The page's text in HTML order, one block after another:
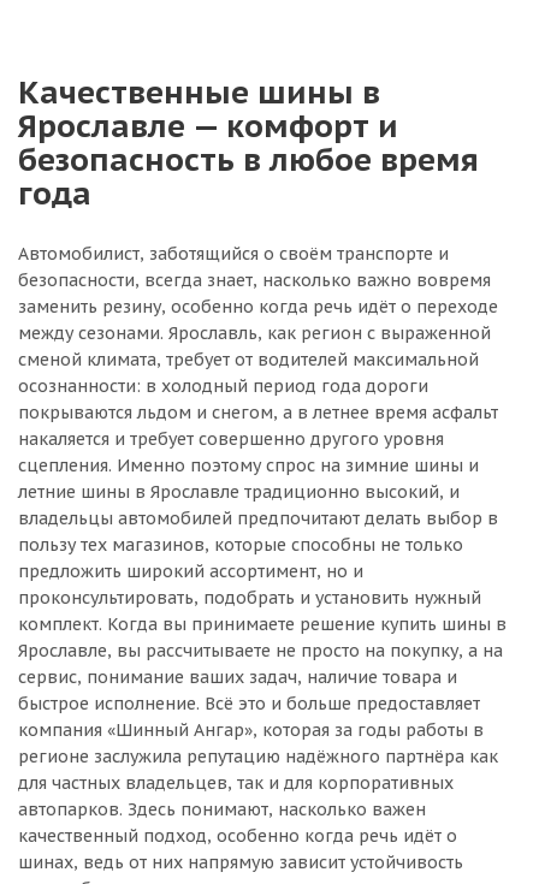
Качественные шины в
Ярославле — комфорт и
безопасность в любое время
года
Автомобилист, заботящийся о своём транспорте и
безопасности, всегда знает, насколько важно вовремя
заменить резину, особенно когда речь идёт о переходе
между сезонами. Ярославль, как регион с выраженной
сменой климата, требует от водителей максимальной
осознанности: в холодный период года дороги
покрываются льдом и снегом, а в летнее время асфальт
накаляется и требует совершенно другого уровня
сцепления. Именно поэтому спрос на зимние шины и
летние шины в Ярославле традиционно высокий, и
владельцы автомобилей предпочитают делать выбор в
пользу тех магазинов, которые способны не только
предложить широкий ассортимент, но и
проконсультировать, подобрать и установить нужный
комплект. Когда вы принимаете решение купить шины в
Ярославле, вы рассчитываете не просто на покупку, а на
сервис, понимание ваших задач, наличие товара и
быстрое исполнение. Всё это и больше предоставляет
компания «Шинный Ангар», которая за годы работы в
регионе заслужила репутацию надёжного партнёра как
для частных владельцев, так и для корпоративных
автопарков. Здесь понимают, насколько важен
качественный подход, особенно когда речь идёт о
шинах, ведь от них напрямую зависит устойчивость